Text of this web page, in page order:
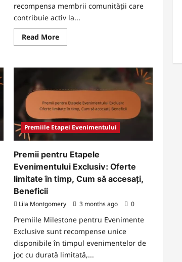
recompensa membrii comunității care
contribuie activ la...
Read MoreRead
more
Evenimentelor
Generate
de
Utilizatori:
Contribuții
comunității,
Verificare,
Cerere
Premiile Etapei Evenimentului
Premii pentru Etapele
Evenimentului Exclusiv: Oferte
limitate în timp, Cum să accesați,
Beneficii
Lila Montgomery 3 months ago 0
Premiile Milestone pentru Evenimente
Exclusive sunt recompense unice
disponibile în timpul evenimentelor de
joc cu durată limitată,...